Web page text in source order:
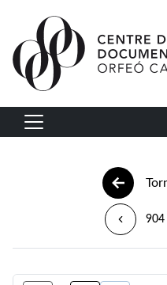
Vés al contingut
Navegació
904